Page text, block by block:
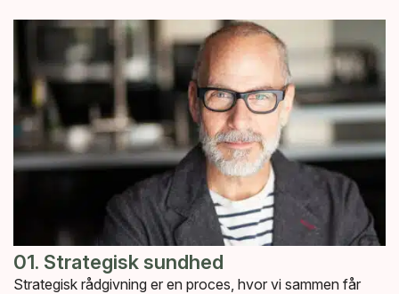
01. Strategisk sundhed
Strategisk rådgivning er en proces, hvor vi sammen får